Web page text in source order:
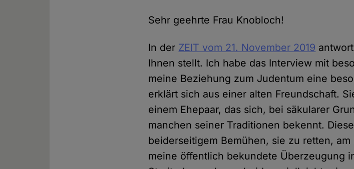
Sehr geehrte Frau Knobloch!
In der ZEIT vom 21. November 2019
Ihnen stellt. Ich habe das Interview mit
meine Beziehung zum Judentum eine
erklärt sich aus einer alten Freundschaft.
einem Ehepaar, das sich, bei säkularer
manchen seiner Traditionen bekennt.
beiderseitigem Bemühen, sie zu retten,
meine öffentlich bekundete Überzeugung